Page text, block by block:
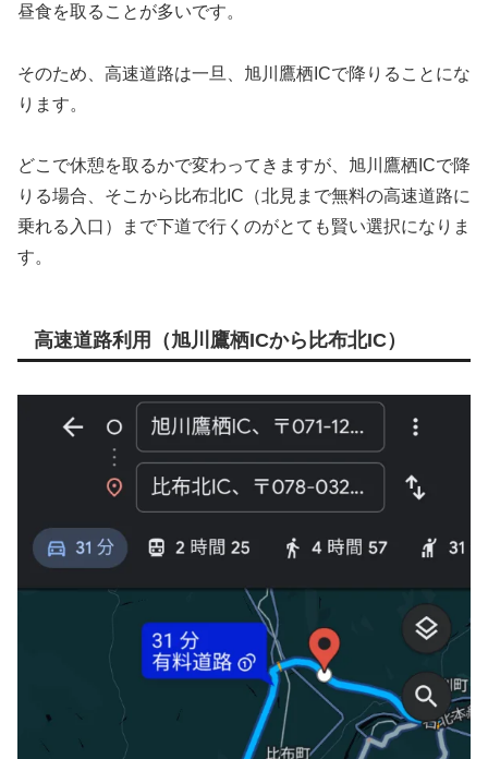
昼食を取ることが多いです。
そのため、高速道路は一旦、旭川鷹栖ICで降りることにな
ります。
どこで休憩を取るかで変わってきますが、旭川鷹栖ICで降
りる場合、そこから比布北IC（北見まで無料の高速道路に
乗れる入口）まで下道で行くのがとても賢い選択になりま
す。
高速道路利用（旭川鷹栖ICから比布北IC）